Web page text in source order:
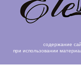
содержание
при использовании